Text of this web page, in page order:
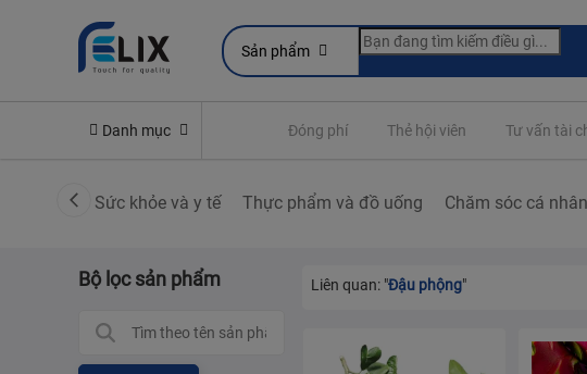
Sản phẩm
Danh mục
Yêu cầu quyền lợi bảo hiểm Đóng phí Thẻ hội viên Tư vấn tài
Sức khỏe và y tế Thực phẩm và đồ uống Chăm sóc cá
Bộ lọc sản phẩm Liên quan: "Đậu phộng"